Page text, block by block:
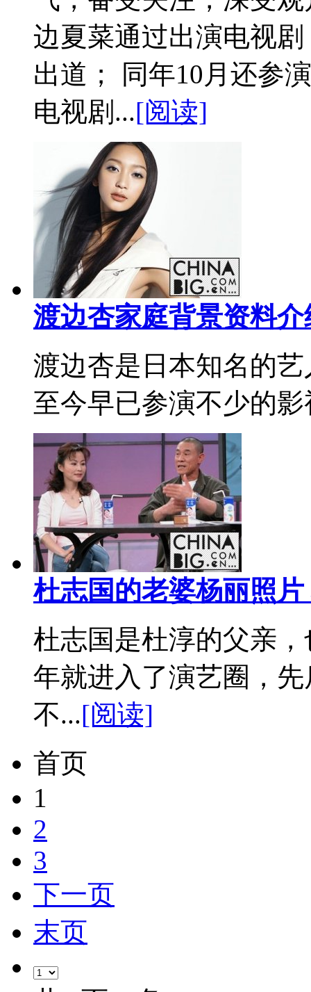
边夏菜通过出演电视
出道； 同年10月还参
电视剧...[阅读]
渡边杏家庭背景资料
渡边杏是日本知名的
至今早已参演不少的
杜志国的老婆杨丽照
杜志国是杜淳的父亲
年就进入了演艺圈，
不...[阅读]
首页
1
2
3
下一页
末页